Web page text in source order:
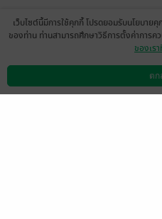
มี
ดาวน์โหลดแอป
เว็บไซต์นี้มีการใช้คุกกี้ โปรดยอมรับนโยบาย
ของท่าน ท่านสามารถศึกษาวิธีการตั้งค่าการ
ของเร
ตก